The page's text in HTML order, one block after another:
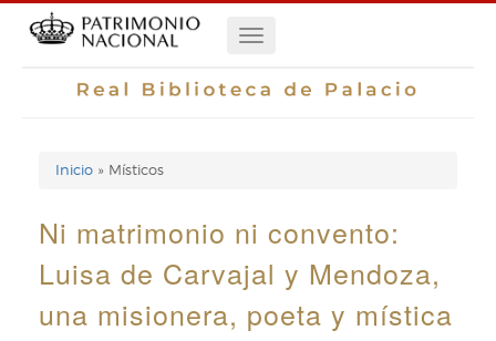
Navegación
principal
Enlaces
de
ayuda
de
Inicio Místicos
Ni matrimonio ni convento:
Luisa de Carvajal y Mendoza,
una misionera, poeta y mística